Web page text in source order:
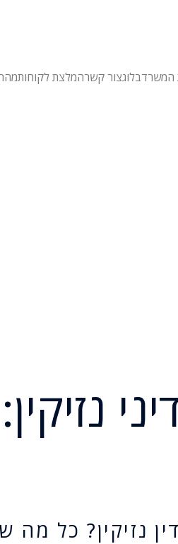
המשרדבלוגצור קשרהמלצת לקוחות
נזיקין? כל מה